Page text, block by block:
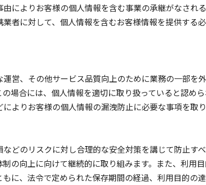
によりお客様の個人情報を含む事業の承継がなされ
者に対して、個人情報を含むお客様情報を提供する
営、その他サービス品質向上のために業務の一部を
場合には、個人情報を適切に取り扱っていると認め
よりお客様の個人情報の漏洩防止に必要な事項を取
どのリスクに対し合理的な安全対策を講じて防止す
の向上に向けて継続的に取り組みます。また、利用
に、法令で定められた保存期間の経過、利用目的の